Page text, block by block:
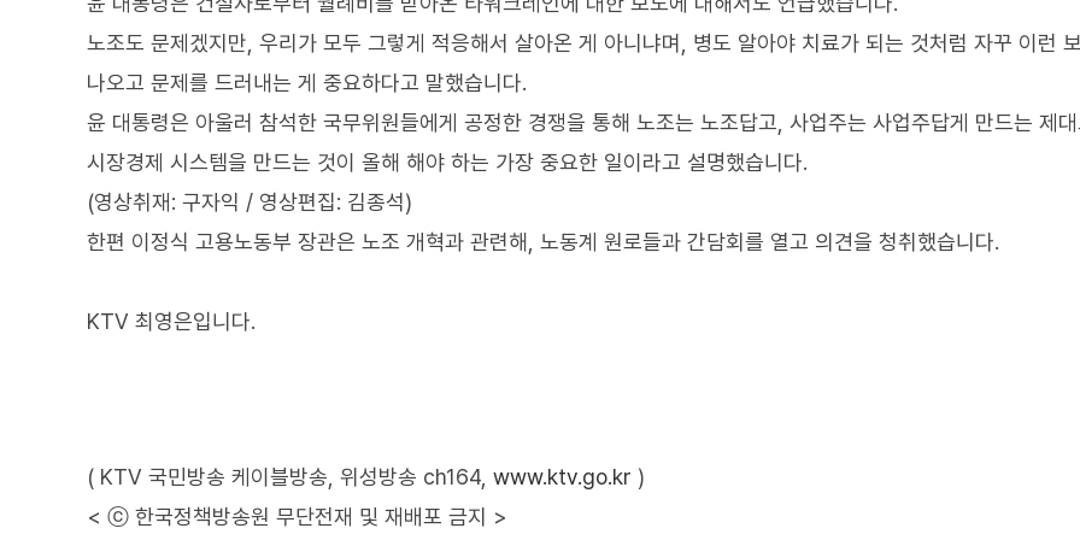
노조도 문제겠지만, 우리가 모두 그렇게 적응해서 살아온 게 아니냐며, 병도 알아야 치료가 되는 것처럼 자꾸 이런
나오고 문제를 드러내는 게 중요하다고 말했습니다.
윤 대통령은 아울러 참석한 국무위원들에게 공정한 경쟁을 통해 노조는 노조답고, 사업주는 사업주답게 만드는 제
시장경제 시스템을 만드는 것이 올해 해야 하는 가장 중요한 일이라고 설명했습니다.
(영상취재: 구자익 / 영상편집: 김종석)
한편 이정식 고용노동부 장관은 노조 개혁과 관련해, 노동계 원로들과 간담회를 열고 의견을 청취했습니다.
KTV 최영은입니다.
( KTV 국민방송 케이블방송, 위성방송 ch164, www.ktv.go.kr )
< ⓒ 한국정책방송원 무단전재 및 재배포 금지 >